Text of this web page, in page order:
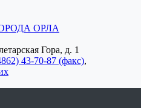
ОРЛА
Гора, д. 1
43-70-87 (факс),